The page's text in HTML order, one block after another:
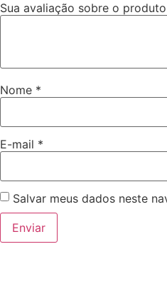
Sua avaliação sobre o produto
Nome *
E-mail *
Salvar meus dados neste